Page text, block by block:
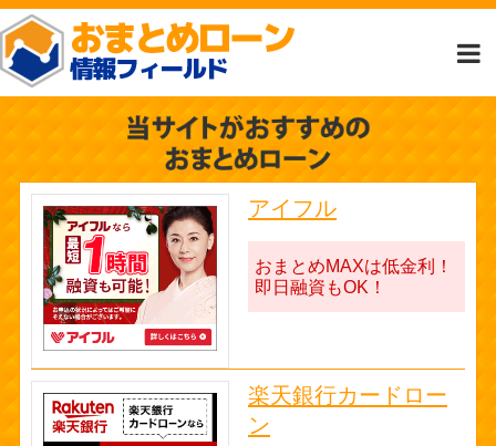
アイフル
おまとめMAXは低金利！
即日融資もOK！
楽天銀行カードロー
ン